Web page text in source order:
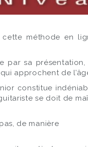
méthode en
sa
approchent de
constitue
se doit de
de manière